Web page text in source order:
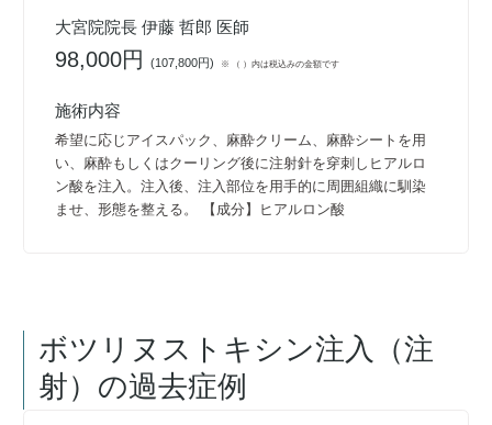
大宮院院長 伊藤 哲郎 医師
98,000円(107,800円) ※ （ ）内は税込みの金額です
施術内容
希望に応じアイスパック、麻酔クリーム、麻酔シートを用
い、麻酔もしくはクーリング後に注射針を穿刺しヒアルロ
ン酸を注入。注入後、注入部位を用手的に周囲組織に馴染
ませ、形態を整える。 【成分】ヒアルロン酸
ボツリヌストキシン注入（注
射） の過去症例